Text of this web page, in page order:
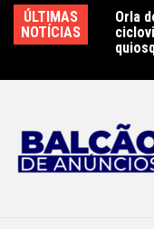
para
ÚLTIMAS
NOTÍCIAS
Orla
em